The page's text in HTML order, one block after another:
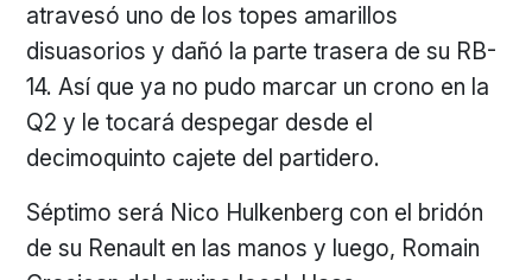
atravesó uno de los topes amarillos
disuasorios y dañó la parte trasera de su RB-
14. Así que ya no pudo marcar un crono en la
Q2 y le tocará despegar desde el
decimoquinto cajete del partidero.
Séptimo será Nico Hulkenberg con el bridón
de su Renault en las manos y luego, Romain